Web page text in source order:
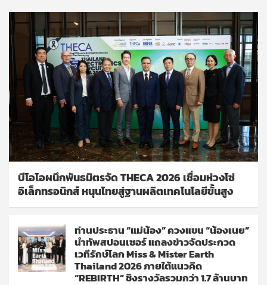
บีโอไอผนึกพันธมิตรจัด THECA 2026 เชื่อมห่วงโซ่
อิเล็กทรอนิกส์ หนุนไทยสู่ฐานผลิตเทคโนโลยีขั้นสูง
ท่านประธาน “แม่น้อง” ควงแขน “น้องเนย”
นำทัพสปอนเซอร์ แถลงข่าวจัดประกวด
เวทีรักษ์โลก Miss & Mister Earth
Thailand 2026 ภายใต้แนวคิด
“REBIRTH” ชิงรางวัลรวมกว่า 1.7 ล้านบาท